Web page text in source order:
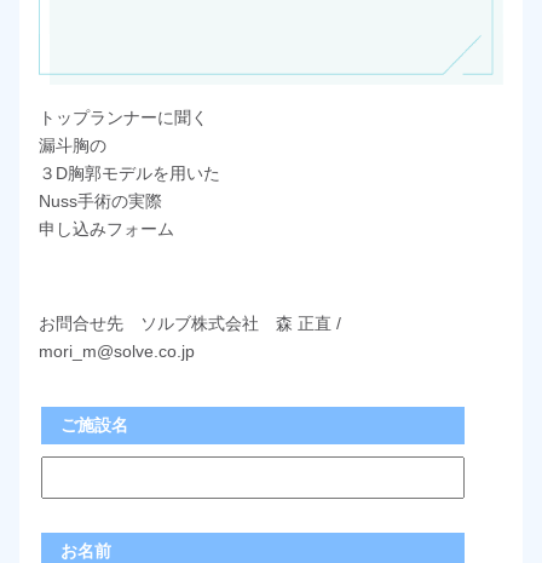
トップランナーに聞く
漏斗胸の
３D胸郭モデルを用いた
Nuss手術の実際
申し込みフォーム
お問合せ先 ソルブ株式会社 森 正直 /
mori_m@solve.co.jp
ご施設名
お名前